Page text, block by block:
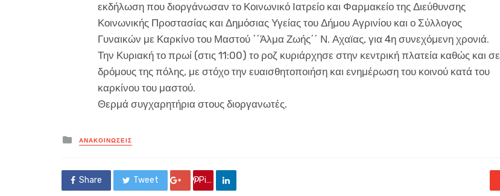
εκδήλωση που διοργάνωσαν το Κοινωνικό Ιατρείο και Φαρμακείο της Διεύθυνσης
Κοινωνικής Προστασίας και Δημόσιας Υγείας του Δήμου Αγρινίου και ο Σύλλογος
Γυναικών με Καρκίνο του Μαστού ΄΄Άλμα Ζωής΄΄ Ν. Αχαϊας, για 4η συνεχόμενη χρονιά.
Την Κυριακή το πρωί (στις 11:00) το ροζ κυριάρχησε στην κεντρική πλατεία καθώς και σε
δρόμους της πόλης, με στόχο την ευαισθητοποιήση και ενημέρωση του κοινού κατά του
καρκίνου του μαστού.
Θερμά συγχαρητήρια στους διοργανωτές.
Posted
in
ΑΝΑΚΟΙΝΏΣΕΙΣ
Share Tweet Google +
Pin it